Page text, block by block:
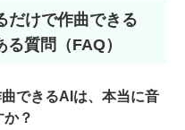
だけで作曲できる
質問（FAQ）
できるAIは、本当に音
？